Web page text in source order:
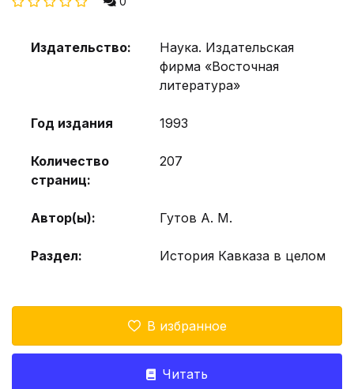
Издательство:
Наука. Издательская
фирма «Восточная
литература»
Год издания 1993
Количество
страниц:
207
Автор(ы): Гутов А. М.
Раздел: История Кавказа в целом
В избранное
Читать